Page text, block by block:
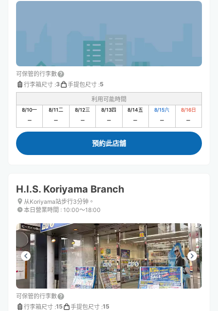
可保管的行李數
行李箱尺寸 :3 手提包尺寸 :5
利用可能時間
8/10一 8/11二 8/12三 8/13四 8/14五 8/15六 8/16日
預約此店舖
H.I.S. Koriyama Branch
从Koriyama站步行3分钟。
本日營業時間 : 10:00〜18:00
可保管的行李數
行李箱尺寸 :15 手提包尺寸 :15